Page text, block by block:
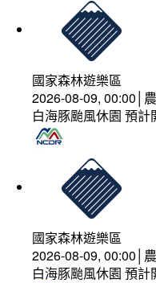
國家森林遊樂區
2026-08-09, 00:00│
白海豚颱風休園 預
國家森林遊樂區
2026-08-09, 00:00│
白海豚颱風休園 預